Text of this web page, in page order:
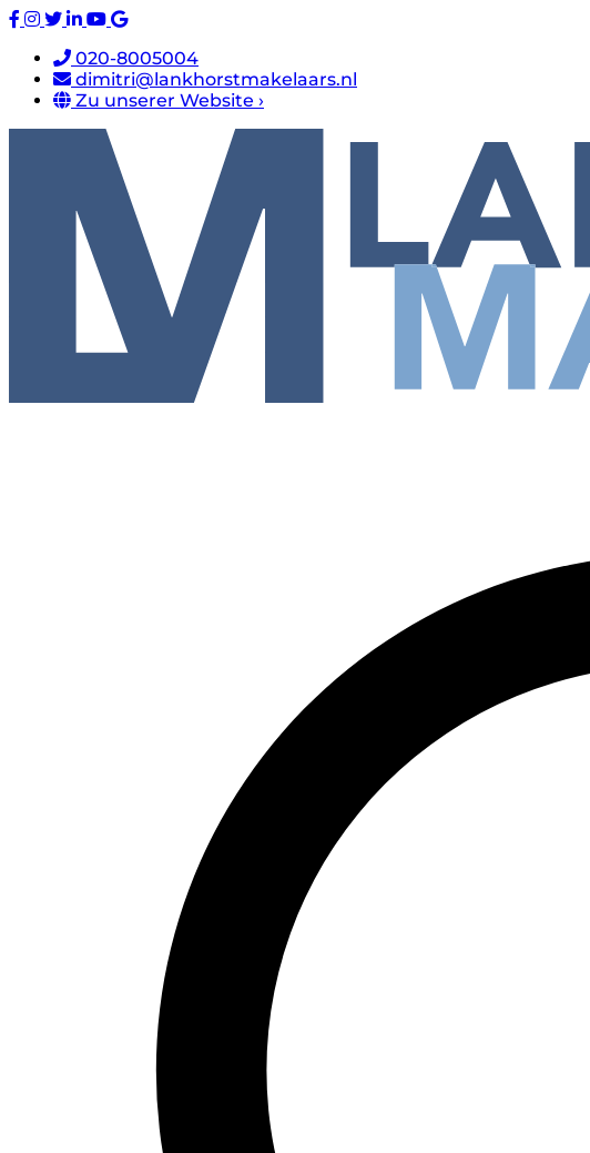
020-8005004
dimitri@lankhorstmakelaars.nl
Zu unserer Website ›